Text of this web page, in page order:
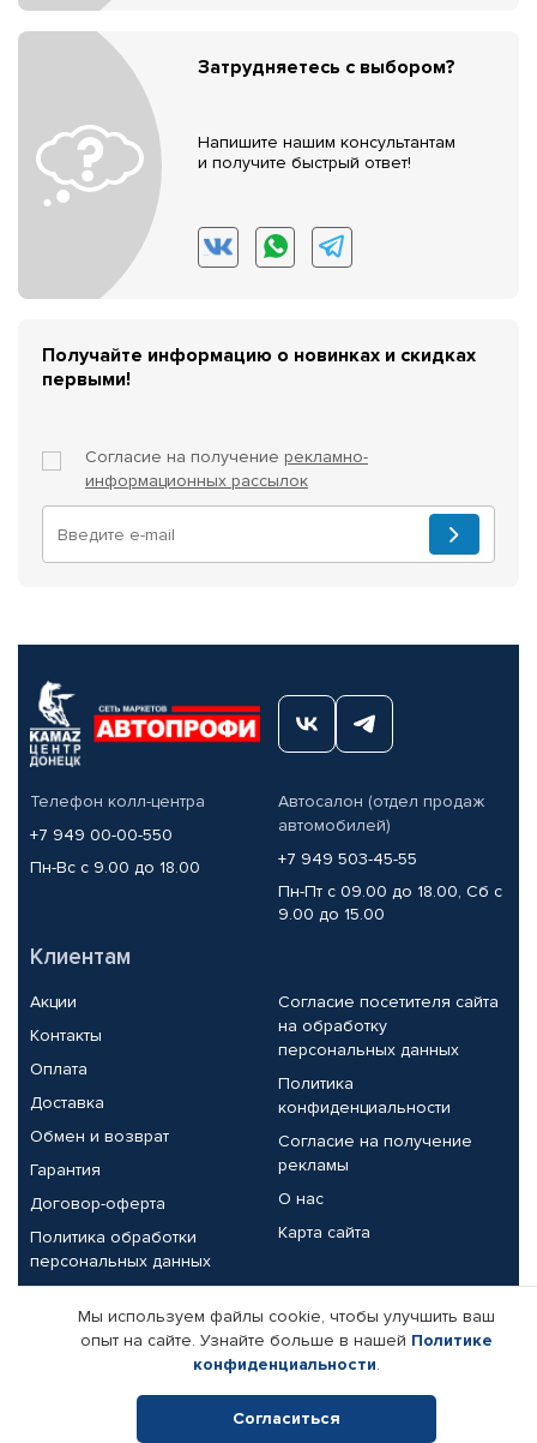
Затрудняетесь с выбором?
Напишите нашим консультантам
и получите быстрый ответ!
Получайте информацию о новинках и скидках
первыми!
Согласие на получение рекламно-
информационных рассылок
Телефон колл-центра
+7 949 00-00-550
Пн-Вс с 9.00 до 18.00
Автосалон (отдел продаж
автомобилей)
+7 949 503-45-55
Пн-Пт с 09.00 до 18.00, Сб с
9.00 до 15.00
Клиентам
Акции
Контакты
Оплата
Доставка
Обмен и возврат
Гарантия
Договор-оферта
Политика обработки
персональных данных
Согласие посетителя сайта
на обработку
персональных данных
Политика
конфиденциальности
Согласие на получение
рекламы
О нас
Карта сайта
Партнерам
Корпоративным клиентам
Поставщикам
Реквизиты компании
Мы используем файлы cookie, чтобы улучшить ваш
опыт на сайте. Узнайте больше в нашей Политике
конфиденциальности.
Согласиться